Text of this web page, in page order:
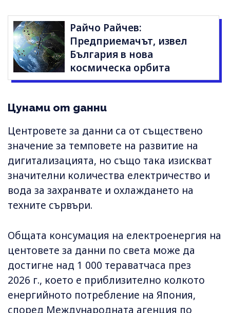
Райчо Райчев:
Предприемачът, извел
България в нова
космическа орбита
Цунами от данни
Центровете за данни са от съществено
значение за темповете на развитие на
дигитализацията, но също така изискват
значителни количества електричество и
вода за захранвате и охлаждането на
техните сървъри.
Общата консумация на електроенергия на
центовете за данни по света може да
достигне над 1 000 тераватчаса през
2026 г., което е приблизително колкото
енергийното потребление на Япония,
според Международната агенция по